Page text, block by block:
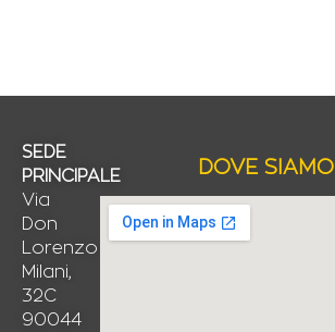
SEDE
PRINCIPALE
Via
Don
Lorenzo
Milani,
32C
90044
DOVE SIAMO